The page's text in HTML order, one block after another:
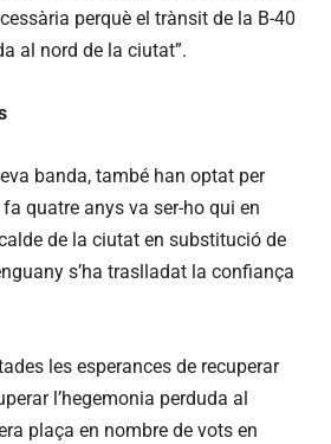
perquè el trànsit de la B-40
al nord de la ciutat”.
banda, també han optat per
quatre anys va ser-ho qui en
de la ciutat en substitució de
s’ha traslladat la confiança
les esperances de recuperar
l’hegemonia perduda al
plaça en nombre de vots en